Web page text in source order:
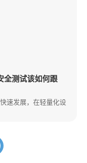
全测试该如何跟
速发展，在轻量化设